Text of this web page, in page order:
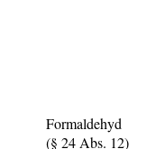
Formaldehyd
(§ 24 Abs. 12)